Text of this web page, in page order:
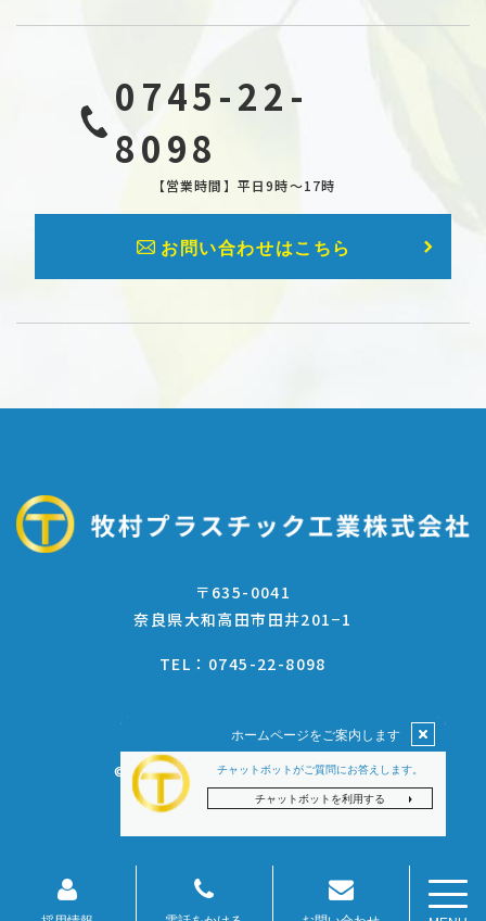
0745-22-
8098
【営業時間】平日9時〜17時
お問い合わせはこちら
〒635-0041
奈良県大和高田市田井201−1
TEL： 0745-22-8098
© 2022 牧村プラスチック工業株式会社